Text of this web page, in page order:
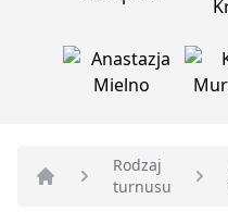
Strona główna
Rodzaj
turnusu